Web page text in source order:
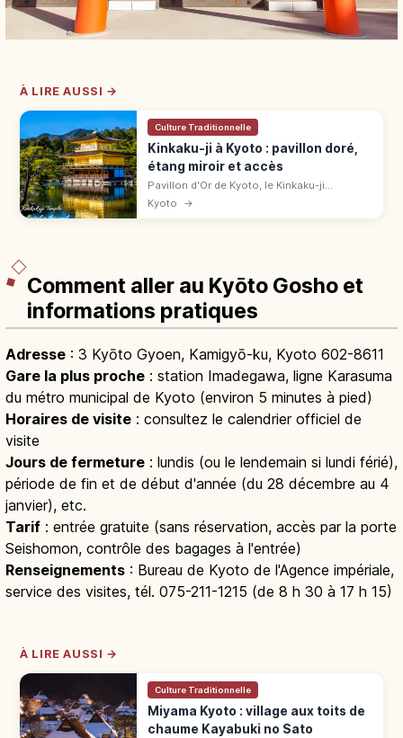
À LIRE AUSSI →
Culture Traditionnelle
Kinkaku-ji à Kyoto : pavillon doré,
étang miroir et accès
Pavillon d'Or de Kyoto, le Kinkaku-ji
(UNESCO) éblouit avec ses 3 étages dorés
reflétés dans l'étang. Tarifs, horaires, accès
Kyoto →
Comment aller au Kyōto Gosho et
informations pratiques
Adresse : 3 Kyōto Gyoen, Kamigyō-ku, Kyoto 602-8611
Gare la plus proche : station Imadegawa, ligne Karasuma
du métro municipal de Kyoto (environ 5 minutes à pied)
Horaires de visite : consultez le calendrier officiel de
visite
Jours de fermeture : lundis (ou le lendemain si lundi férié),
période de fin et de début d'année (du 28 décembre au 4
janvier), etc.
Tarif : entrée gratuite (sans réservation, accès par la porte
Seishomon, contrôle des bagages à l'entrée)
Renseignements : Bureau de Kyoto de l'Agence impériale,
service des visites, tél. 075-211-1215 (de 8 h 30 à 17 h 15)
À LIRE AUSSI →
Culture Traditionnelle
Miyama Kyoto : village aux toits de
chaume Kayabuki no Sato